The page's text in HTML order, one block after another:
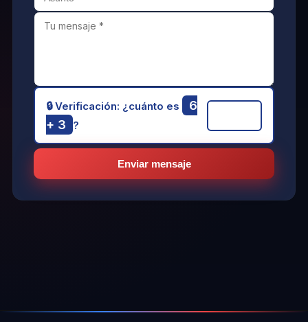
🔒 Verificación: ¿cuánto es
6
+ 3
?
Enviar mensaje